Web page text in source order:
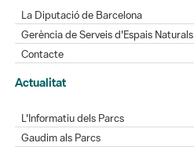
La Diputació de Barcelona
Gerència de Serveis d'Espais Naturals
Contacte
Actualitat
L'Informatiu dels Parcs
Gaudim als Parcs